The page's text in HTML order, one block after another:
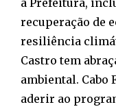
recuperação de
resiliência
Castro tem
ambiental.
aderir ao